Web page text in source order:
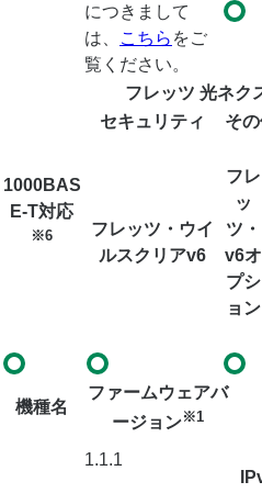
につきまして
は、
こちら をご
覧ください。
1000BAS
E-T対応
※6
フレッツ 光ネク
セキュリティ
そ
フレッツ・ウイ
ルスクリアv6
フレ
ッ
ツ・
v6オ
プシ
ョン
機種名
ファームウェアバ
ージョン※1
1.1.1